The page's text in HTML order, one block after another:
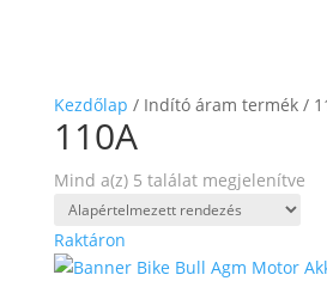
Kezdőlap / Indító áram termék /
110A
Mind a(z) 5 találat megjelenítve
Raktáron